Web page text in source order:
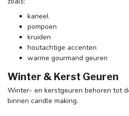
kaneel
pompoen
kruiden
houtachtige accenten
warme gourmand geuren
Winter & Kerst Geuren
Winter- en kerstgeuren behoren tot
binnen candle making.